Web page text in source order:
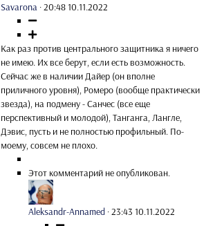
Savarona ·20:48 10.11.2022
Как раз против центрального защитника я ничего
не имею. Их все берут, если есть возможность.
Сейчас же в наличии Дайер (он вполне
приличного уровня), Ромеро (вообще практически
звезда), на подмену - Санчес (все еще
перспективный и молодой), Танганга, Лангле,
Дэвис, пусть и не полностью профильный. По-
моему, совсем не плохо.
Этот комментарий не опубликован.
Aleksandr-Annamed ·23:43 10.11.2022